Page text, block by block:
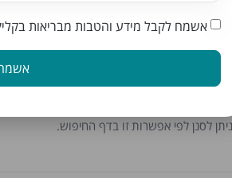
מרפא מערבית בהוד השרון
לסנן לפי אפשרות זו בדף החיפוש.
אשמח לקבל מידע והטבות מבריאות